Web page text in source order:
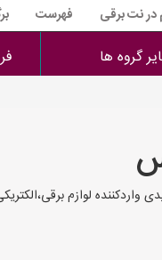
در نت برقی فهرست
گروه ها
لوازم